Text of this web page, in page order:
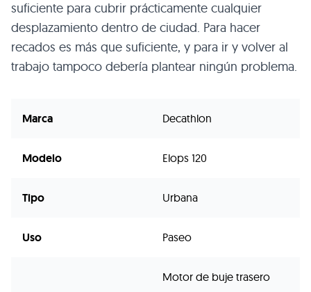
suficiente para cubrir prácticamente cualquier
desplazamiento dentro de ciudad. Para hacer
recados es más que suficiente, y para ir y volver al
trabajo tampoco debería plantear ningún problema.
Marca Decathlon
Modelo Elops 120
Tipo Urbana
Uso Paseo
Motor de buje trasero